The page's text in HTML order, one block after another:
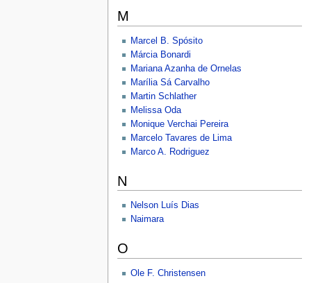
M
Marcel B. Spósito
Márcia Bonardi
Mariana Azanha de Ornelas
Marília Sá Carvalho
Martin Schlather
Melissa Oda
Monique Verchai Pereira
Marcelo Tavares de Lima
Marco A. Rodriguez
N
Nelson Luís Dias
Naimara
O
Ole F. Christensen